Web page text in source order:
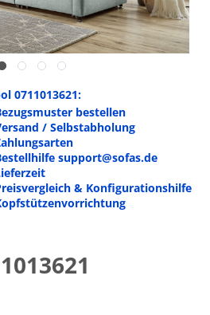
0711013621:
bestellen
/ Selbstabholung
support@sofas.de
& Konfigurationshilfe